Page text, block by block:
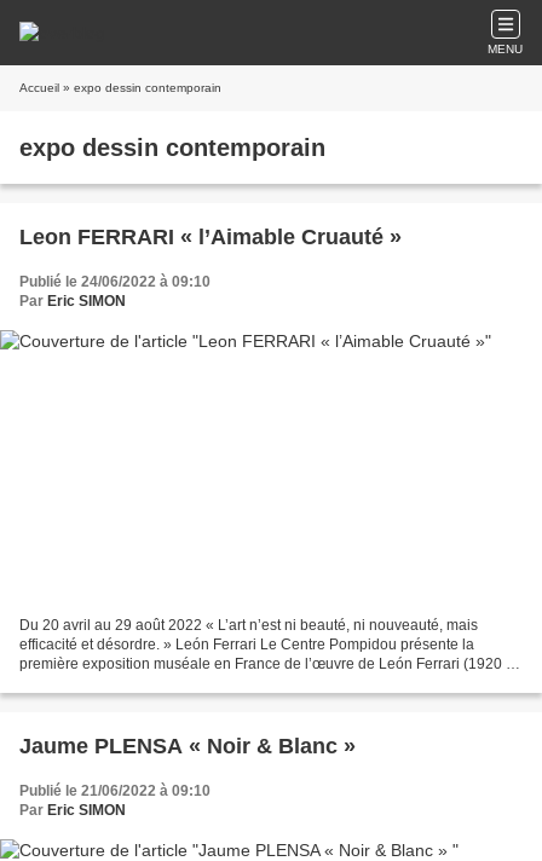
MENU
Accueil » expo dessin contemporain
expo dessin contemporain
Leon FERRARI « l’Aimable Cruauté »
Publié le 24/06/2022 à 09:10
Par Eric SIMON
Du 20 avril au 29 août 2022 « L’art n’est ni beauté, ni nouveauté, mais
efficacité et désordre. » León Ferrari Le Centre Pompidou présente la
première exposition muséale en France de l’œuvre de León Ferrari (1920 -
Jaume PLENSA « Noir & Blanc »
Publié le 21/06/2022 à 09:10
Par Eric SIMON